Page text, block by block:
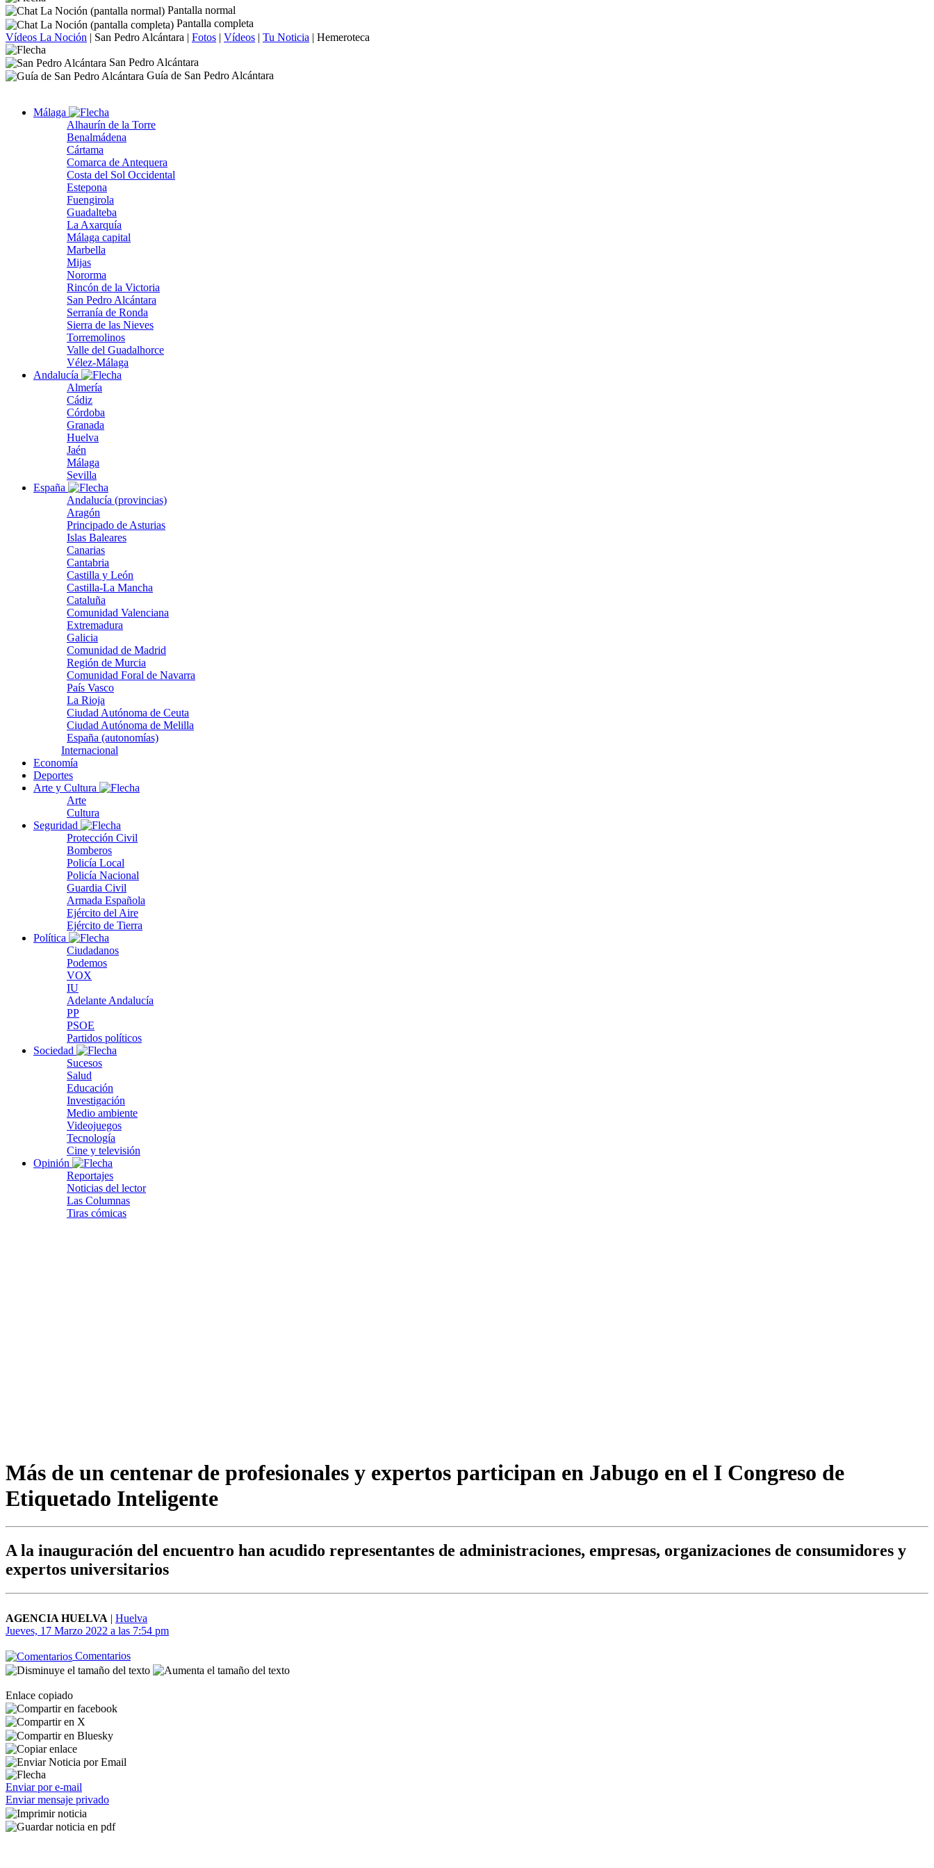
Pantalla normal
Pantalla completa
Vídeos La Noción | San Pedro Alcántara | Fotos | Vídeos | Tu Noticia | Hemeroteca
San Pedro Alcántara
Guía de San Pedro Alcántara
Málaga
Alhaurín de la Torre
Benalmádena
Cártama
Comarca de Antequera
Costa del Sol Occidental
Estepona
Fuengirola
Guadalteba
La Axarquía
Málaga capital
Marbella
Mijas
Nororma
Rincón de la Victoria
San Pedro Alcántara
Serranía de Ronda
Sierra de las Nieves
Torremolinos
Valle del Guadalhorce
Vélez-Málaga
Andalucía
Almería
Cádiz
Córdoba
Granada
Huelva
Jaén
Málaga
Sevilla
España
Andalucía (provincias)
Aragón
Principado de Asturias
Islas Baleares
Canarias
Cantabria
Castilla y León
Castilla-La Mancha
Cataluña
Comunidad Valenciana
Extremadura
Galicia
Comunidad de Madrid
Región de Murcia
Comunidad Foral de Navarra
País Vasco
La Rioja
Ciudad Autónoma de Ceuta
Ciudad Autónoma de Melilla
España (autonomías)
Internacional
Economía
Deportes
Arte y Cultura
Arte
Cultura
Seguridad
Protección Civil
Bomberos
Policía Local
Policía Nacional
Guardia Civil
Armada Española
Ejército del Aire
Ejército de Tierra
Política
Ciudadanos
Podemos
VOX
IU
Adelante Andalucía
PP
PSOE
Partidos políticos
Sociedad
Sucesos
Salud
Educación
Investigación
Medio ambiente
Videojuegos
Tecnología
Cine y televisión
Opinión
Reportajes
Noticias del lector
Las Columnas
Tiras cómicas
Más de un centenar de profesionales y expertos participan en Jabugo en el I Congreso de
Etiquetado Inteligente
A la inauguración del encuentro han acudido representantes de administraciones, empresas, organizaciones de consumidores y
expertos universitarios
AGENCIA HUELVA | Huelva
Jueves, 17 Marzo 2022 a las 7:54 pm
Comentarios
Enlace copiado
Enviar por e-mail
Enviar mensaje privado